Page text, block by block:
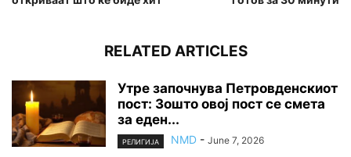
RELATED ARTICLES
Утре започнува Петровденскиот
пост: Зошто овој пост се смета
за еден...
РЕЛИГИЈА NMD - June 7, 2026